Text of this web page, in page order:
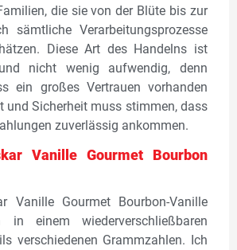
die sie von der Blüte bis zur
sämtliche Verarbeitungsprozesse
Diese Art des Handelns ist
nicht wenig aufwendig, denn
ein großes Vertrauen vorhanden
und Sicherheit muss stimmen, dass
zuverlässig ankommen.
Vanille Gourmet Bourbon
Vanille Gourmet Bourbon-Vanille
in einem wiederverschließbaren
verschiedenen Grammzahlen. Ich